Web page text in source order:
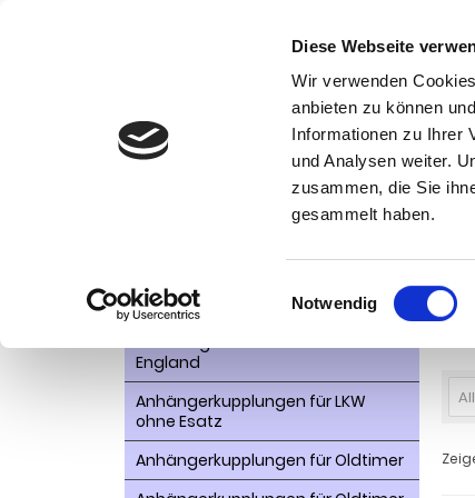
Diese Webseite
Wir verwenden
anbieten zu können
Informationen zu Ihrer
und Analysen weiter.
zusammen, die Sie
gesammelt haben.
Einwilligungsauswahl
Notwendig
Kategorien
AHK- Zubehör, Ersatzteile
Anhängelast erhöhen
Anhängerkupplungen für
Fahrzeuge aus den USA Canada
England
Anhängerkupplungen für LKW
ohne Esatz
Anhängerkupplungen für Oldtimer